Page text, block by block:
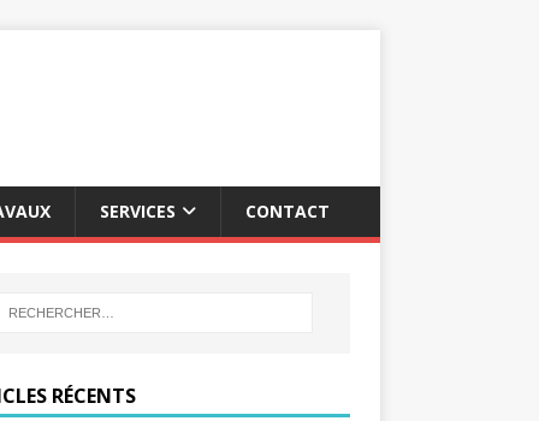
SERVICES CONTACT
RÉCENTS